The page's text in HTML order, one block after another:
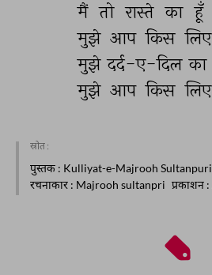
मैं तो रास्ते का हूँ
मुझे आप किस लिए
मुझे दर्द-ए-दिल का
मुझे आप किस लिए
स्रोत :
पुस्तक : Kulliyat-e-Majrooh Sultanpuri
रचनाकार : Majrooh sultanpri प्रकाशन